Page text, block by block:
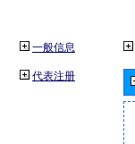
一般信息
代表注册